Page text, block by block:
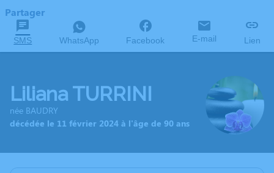
Partager
SMS WhatsApp Facebook E-mail Lien
Liliana TURRINI
née BAUDRY
décédée le 11 février 2024 à l'âge de 90 ans